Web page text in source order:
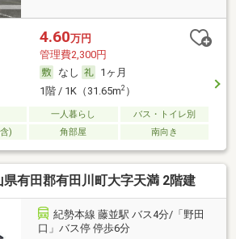
4.60万円
管理費2,300円
なし
1ヶ月
1階 / 1K（31.65m2）
一人暮らし
バス・トイレ別
)
角部屋 南向き
県有田郡有田川町大字天満 2階建
紀勢本線 藤並駅 バス4分/「野田
口」バス停 停歩6分